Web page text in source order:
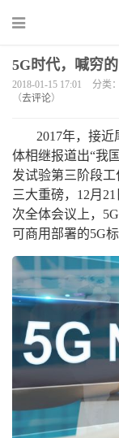
5G时代，喊穷
2018-01-15 17:01 分类：
（去评论）
2017年，接
体相继报道出“我
发试验第三阶段
三大重磅，12月
次全体会议上，
可商用部署的5G标